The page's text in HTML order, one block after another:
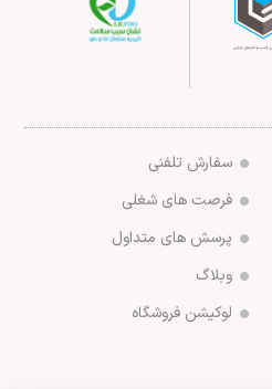
سفارش تلفنی
فرصت های شغلی
پرسش های متداول
وبلاگ
لوکیشن فروشگاه